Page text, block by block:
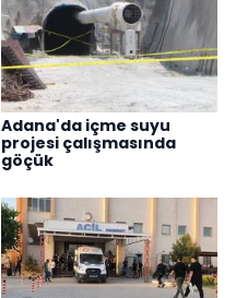
Adana'da içme suyu
projesi çalışmasında
göçük